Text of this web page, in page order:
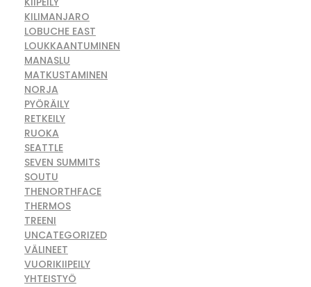
KILIMANJARO
LOBUCHE EAST
LOUKKAANTUMINEN
MANASLU
MATKUSTAMINEN
NORJA
PYÖRÄILY
RETKEILY
RUOKA
SEATTLE
SEVEN SUMMITS
SOUTU
THENORTHFACE
THERMOS
TREENI
UNCATEGORIZED
VÄLINEET
VUORIKIIPEILY
YHTEISTYÖ